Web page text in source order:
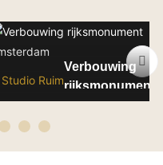
Studio Ruim
Verbouwing
rijksmonument
Amsterdam